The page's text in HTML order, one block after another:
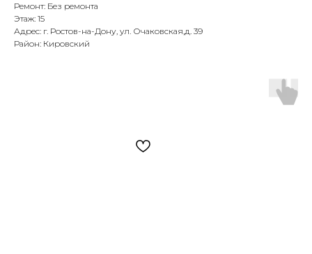
Ремонт: Без ремонта
Этаж: 15
Адрес: г. Ростов-на-Дону, ул. Очаковская,д. 39
Район: Кировский